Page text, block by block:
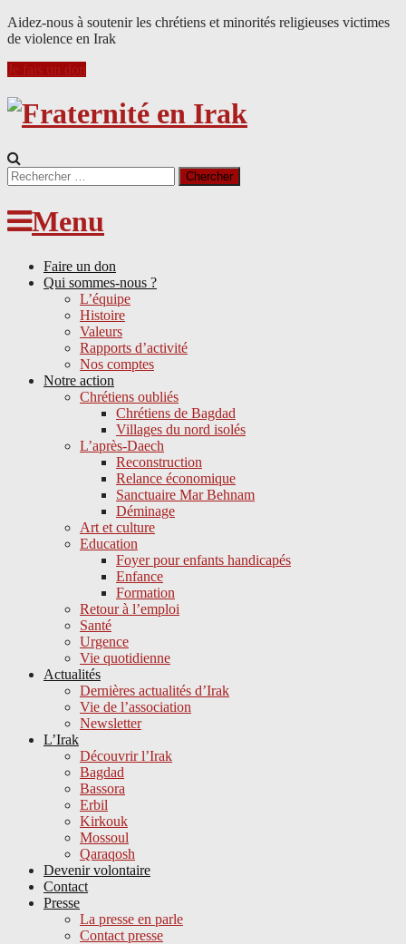
Aidez-nous à soutenir les chrétiens et minorités religieuses victimes
de violence en Irak
Je fais un don
Search
for:
Menu
Faire un don
Qui sommes-nous ?
L’équipe
Histoire
Valeurs
Rapports d’activité
Nos comptes
Notre action
Chrétiens oubliés
Chrétiens de Bagdad
Villages du nord isolés
L’après-Daech
Reconstruction
Relance économique
Sanctuaire Mar Behnam
Déminage
Art et culture
Education
Foyer pour enfants handicapés
Enfance
Formation
Retour à l’emploi
Santé
Urgence
Vie quotidienne
Actualités
Dernières actualités d’Irak
Vie de l’association
Newsletter
L’Irak
Découvrir l’Irak
Bagdad
Bassora
Erbil
Kirkouk
Mossoul
Qaraqosh
Devenir volontaire
Contact
Presse
La presse en parle
Contact presse